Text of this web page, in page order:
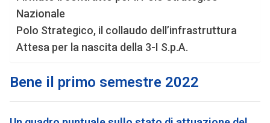
Nazionale
Polo Strategico, il collaudo dell’infrastruttura
Attesa per la nascita della 3-I S.p.A.
Bene il primo semestre 2022